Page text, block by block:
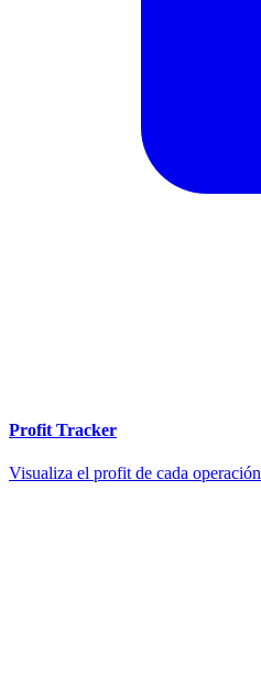
Profit Tracker
Visualiza el profit de cada operación